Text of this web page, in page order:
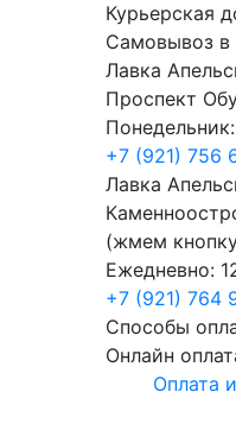
Курьерская
Самовывоз
Лавка
Проспект
+7 (921) 756
Лавка
(жмем
Ежедневно:
+7 (921) 764
Способы
Онлайн
Оплата